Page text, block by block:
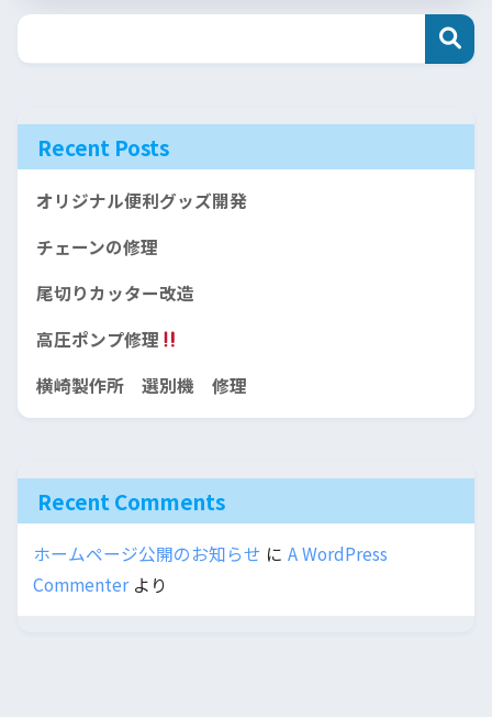
Recent Posts
オリジナル便利グッズ開発
チェーンの修理
尾切りカッター改造
高圧ポンプ修理
横崎製作所 選別機 修理
Recent Comments
ホームページ公開のお知らせ に A WordPress
Commenterより